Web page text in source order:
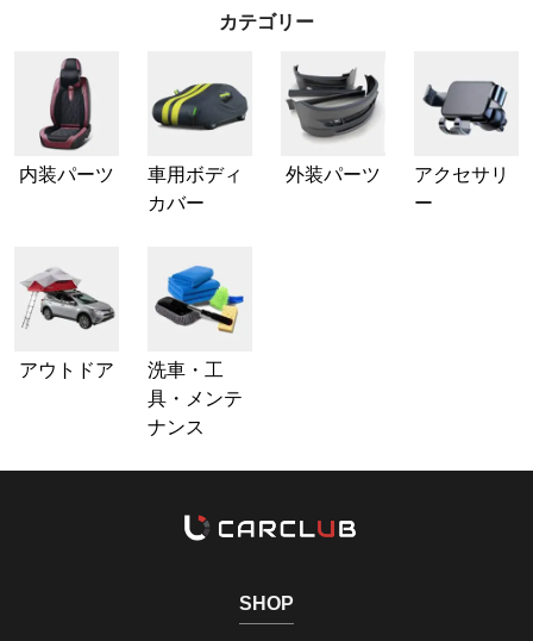
カテゴリー
内装パーツ
車用ボディ
カバー
外装パーツ
アクセサリ
ー
アウトドア
洗車・工
具・メンテ
ナンス
SHOP